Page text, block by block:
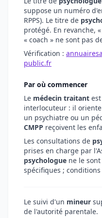
suppose un numéro
RPPS). Le titre de
protégé. En revanche,
« coach » ne sont pas
Vérification :
public.fr
Par où commencer
Le médecin traitant
interlocuteur : il
un psychiatre ou un
CMPP reçoivent les
Les consultations de
prises en charge par
psychologue ne le
spécifiques ;
Le suivi d'un mineur
de l'autorité parentale.